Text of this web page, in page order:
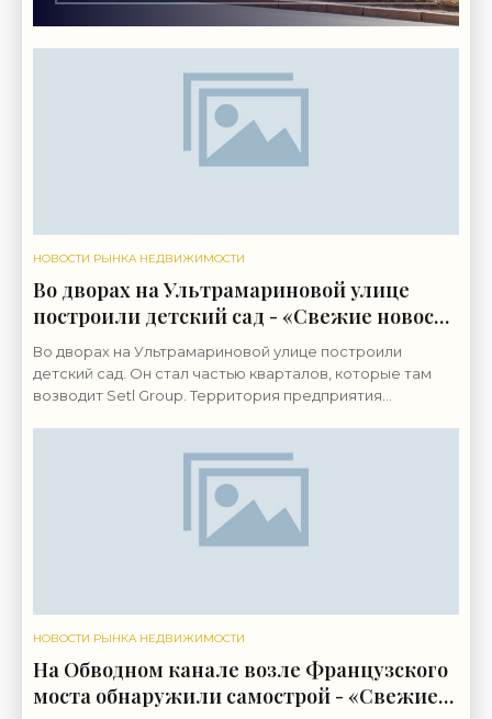
НОВОСТИ РЫНКА НЕДВИЖИМОСТИ
Во дворах на Ультрамариновой улице
построили детский сад - «Свежие новости
строительства»
Во дворах на Ультрамариновой улице построили
детский сад. Он стал частью кварталов, которые там
возводит Setl Group. Территория предприятия
НОВОСТИ РЫНКА НЕДВИЖИМОСТИ
На Обводном канале возле Французского
моста обнаружили самострой - «Свежие